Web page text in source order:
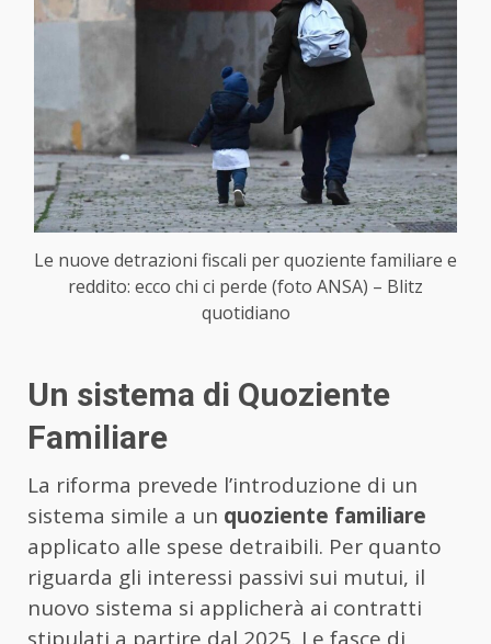
Le nuove detrazioni fiscali per quoziente familiare e
reddito: ecco chi ci perde (foto ANSA) – Blitz
quotidiano
Un sistema di Quoziente
Familiare
La riforma prevede l’introduzione di un
sistema simile a un quoziente familiare
applicato alle spese detraibili. Per quanto
riguarda gli interessi passivi sui mutui, il
nuovo sistema si applicherà ai contratti
stipulati a partire dal 2025. Le fasce di